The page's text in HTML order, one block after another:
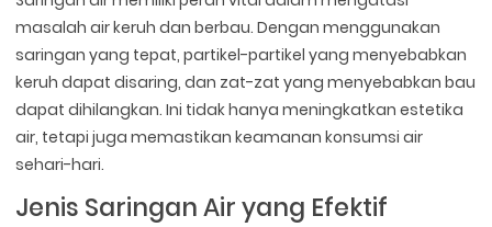
masalah air keruh dan berbau. Dengan menggunakan
saringan yang tepat, partikel-partikel yang menyebabkan
keruh dapat disaring, dan zat-zat yang menyebabkan bau
dapat dihilangkan. Ini tidak hanya meningkatkan estetika
air, tetapi juga memastikan keamanan konsumsi air
sehari-hari.
Jenis Saringan Air yang Efektif